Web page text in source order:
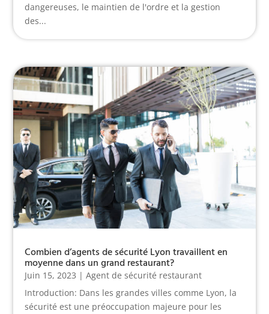
dangereuses, le maintien de l'ordre et la gestion
des...
Combien d’agents de sécurité Lyon travaillent en
moyenne dans un grand restaurant?
Juin 15, 2023 |Agent de sécurité restaurant
Introduction: Dans les grandes villes comme Lyon, la
sécurité est une préoccupation majeure pour les